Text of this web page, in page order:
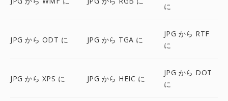
に
JPG から ODT に JPG から TGA に
JPG から RTF
に
JPG から XPS に JPG から HEIC に
JPG から DOT
に